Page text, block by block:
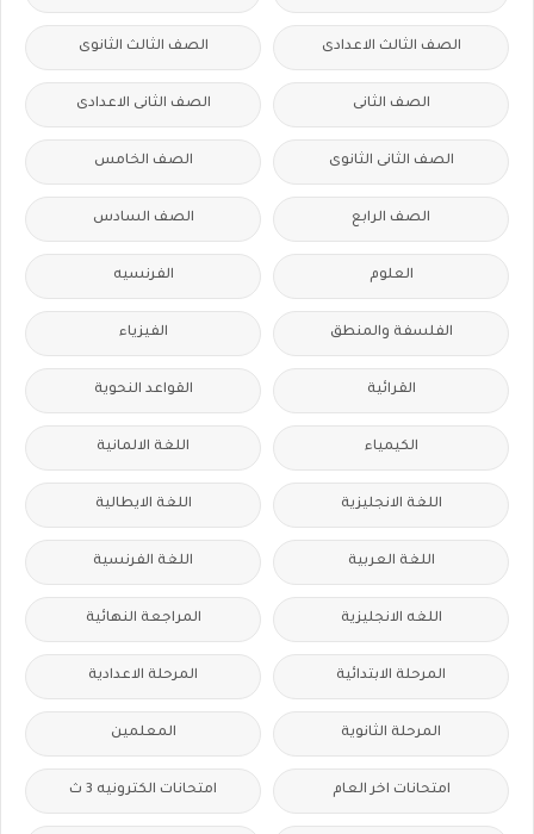
الصف الثالث الاعدادى الصف الثالث الثانوى
الصف الثانى الصف الثانى الاعدادى
الصف الثانى الثانوى الصف الخامس
الصف الرابع الصف السادس
العلوم الفرنسيه
الفلسفة والمنطق الفيزياء
القرائية القواعد النحوية
الكيمياء اللغة الالمانية
اللغة الانجليزية اللغة الايطالية
اللغة العربية اللغة الفرنسية
اللغه الانجليزية المراجعة النهائية
المرحلة الابتدائية المرحلة الاعدادية
المرحلة الثانوية المعلمين
امتحانات اخر العام امتحانات الكترونيه 3 ث